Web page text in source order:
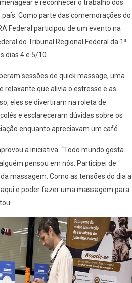
e reconhecer o trabalho dos
Como parte das comemorações do
Federal participou de um evento na
do Tribunal Regional Federal da 1ª
dias 4 e 5/10.
sessões de quick massage, uma
relaxante que alivia o estresse e as
eles se divertiram na roleta de
e esclareceram dúvidas sobre os
enquanto apreciavam um café.
a iniciativa. “Todo mundo gosta
pensou em nós. Participei de
massagem. Como as tensões do dia a
e poder fazer uma massagem para